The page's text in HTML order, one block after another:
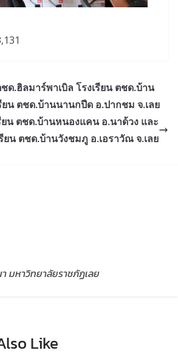
ด.ฮิลมาร์พาเบิล โรงเรียน ตชด.บ้าน
ยน ตชด.บ้านนานกปีด อ.ปากชม จ.เลย
ยน ตชด.บ้านหนองแคน อ.นาด้วง และ
ยน ตชด.บ้านวังชมภู อ.เอราวัณ จ.เลย
มหาวิทยาลัยราชภัฏเลย
Like